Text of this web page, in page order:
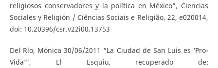
religiosos conservadores y la política en México”, Ciencias
Sociales y Religión / Ciências Sociais e Religião, 22, e020014,
doi: 10.20396/csr.v22i00.13753
Del Río, Mónica 30/06/2011 “La Ciudad de San Luis es ‘Pro-
Vida’”, El Esquiu, recuperado de: